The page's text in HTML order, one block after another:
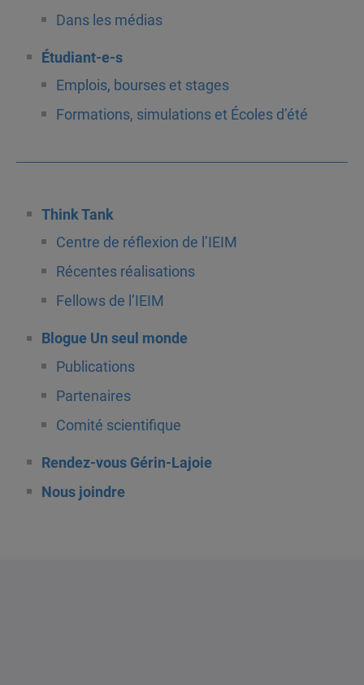
Dans les médias
Étudiant-e-s
Emplois, bourses et stages
Formations, simulations et Écoles d’été
Think Tank
Centre de réflexion de l’IEIM
Récentes réalisations
Fellows de l’IEIM
Blogue Un seul monde
Publications
Partenaires
Comité scientifique
Rendez-vous Gérin-Lajoie
Nous joindre